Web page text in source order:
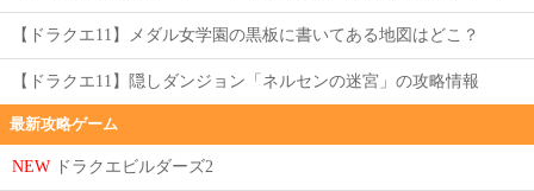
【ドラクエ11】メダル女学園の黒板に書いてある地図はどこ？
【ドラクエ11】隠しダンジョン「ネルセンの迷宮」の攻略情報
最新攻略ゲーム
NEW ドラクエビルダーズ2